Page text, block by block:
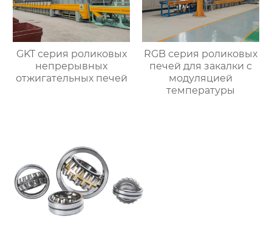
GKT серия роликовых
непрерывных
отжигательных печей
RGB серия роликовых
печей для закалки с
модуляцией
температуры